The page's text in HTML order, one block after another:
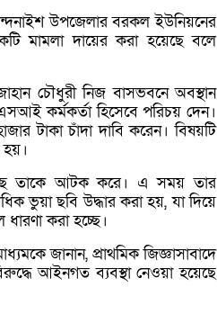
চন্দনাইশ উপজেলার বরকল ইউনিয়নের
মামলা দায়ের করা হয়েছে বলে
চৌধুরী নিজ বাসভবনে অবস্থান
কর্মকর্তা হিসেবে পরিচয় দেন।
টাকা চাঁদা দাবি করেন। বিষয়টি
তাকে আটক করে। এ সময় তার
ভুয়া ছবি উদ্ধার করা হয়, যা দিয়ে
করা হচ্ছে।
জানান, প্রাথমিক জিজ্ঞাসাবাদে
আইনগত ব্যবস্থা নেওয়া হয়েছে